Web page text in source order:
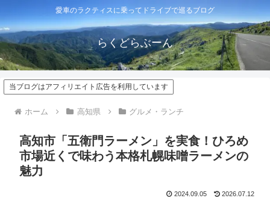
愛車のラクティスに乗ってドライブで巡るブログ
らくどらぶーん
当ブログはアフィリエイト広告を利用しています
ホーム 高知県 グルメ・ランチ
高知市「五衛門ラーメン」を実食！ひろめ
市場近くで味わう本格札幌味噌ラーメンの
魅力
2024.09.05 2026.07.12